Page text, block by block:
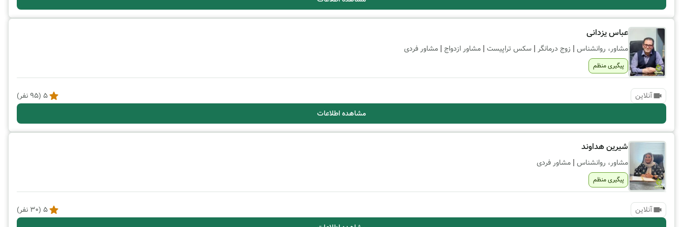
عباس یزدانی
مشاور، روانشناس | زوج درمانگر | سکس تراپیست | مشاور ازدواج | مشاور فردی
پیگیری منظم
آنلاین 5
(
95نفر)
مشاهده اطلاعات
شیرین هداوند
مشاور، روانشناس | مشاور فردی
پیگیری منظم
آنلاین 5
(
30 نفر)